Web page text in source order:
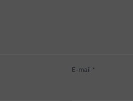
E-mail *